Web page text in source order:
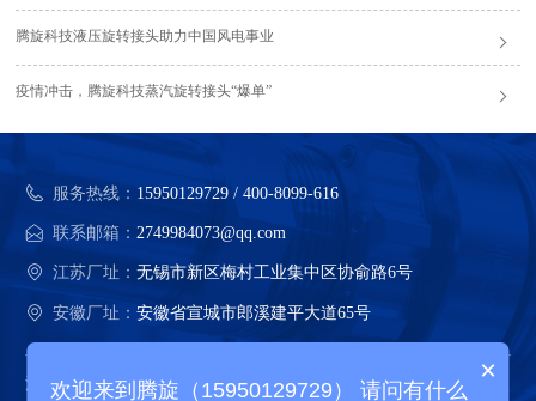
腾旋科技液压旋转接头助力中国风电事业
疫情冲击，腾旋科技蒸汽旋转接头“爆单”
服务热线： 15950129729 / 400-8099-616
联系邮箱：2749984073@qq.com
江苏厂址：无锡市新区梅村工业集中区协俞路6号
安徽厂址：安徽省宣城市郎溪建平大道65号
江苏腾旋科技股份有限公司 版权所有 ×
欢迎来到腾旋（15950129729） 请问有什么